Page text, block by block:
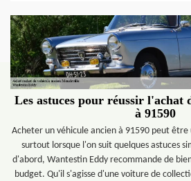
Les astuces pour réussir l'achat
à 91590
Acheter un véhicule ancien à 91590 peut
surtout lorsque l'on suit quelques astuces
d'abord, Wantestin Eddy recommande de
budget. Qu'il s'agisse d'une voiture de